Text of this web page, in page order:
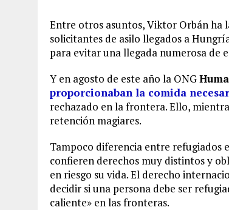
Entre otros asuntos, Viktor Orbán ha
solicitantes de asilo llegados a
para evitar una llegada numerosa de
Y en agosto de este año la ONG
proporcionaban la comida
rechazado en la frontera. Ello,
retención magiares.
Tampoco diferencia entre refugiados
confieren derechos muy distintos y
en riesgo su vida. El derecho
decidir si una persona debe ser
caliente» en las fronteras.